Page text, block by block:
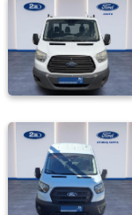
EKSTRA
UZUN
ŞASI
ÇIFT
ARKA
TEKER
440 E
Minibüs
Tek
Arka
Teker